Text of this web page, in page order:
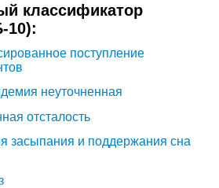
классификатор
10):
поступление
неуточненная
отсталость
засыпания и поддержания сна